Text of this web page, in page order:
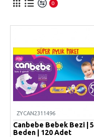
0
ZYCAN2311496
Canbebe Bebek Bezi | 5
Beden | 120 Adet